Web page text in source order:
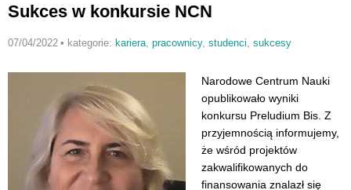
Sukces w konkursie NCN
07/04/2022 • kategorie: kariera, pracownicy, studenci sukcesy
Narodowe Centrum Nauki
opublikowało wyniki
konkursu Preludium Bis. Z
przyjemnością informujemy,
że wśród projektów
zakwalifikowanych do
finansowania znalazł się